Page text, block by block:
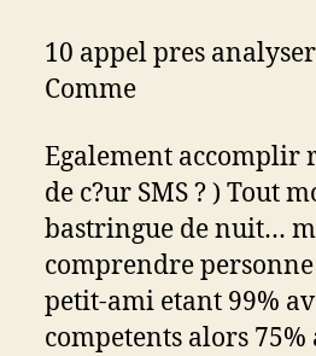
10 appel pres
Comme
Egalement accomplir
de c?ur SMS ? ) Tout
bastringue de nuit…
comprendre
petit-ami etant 99%
competents alors